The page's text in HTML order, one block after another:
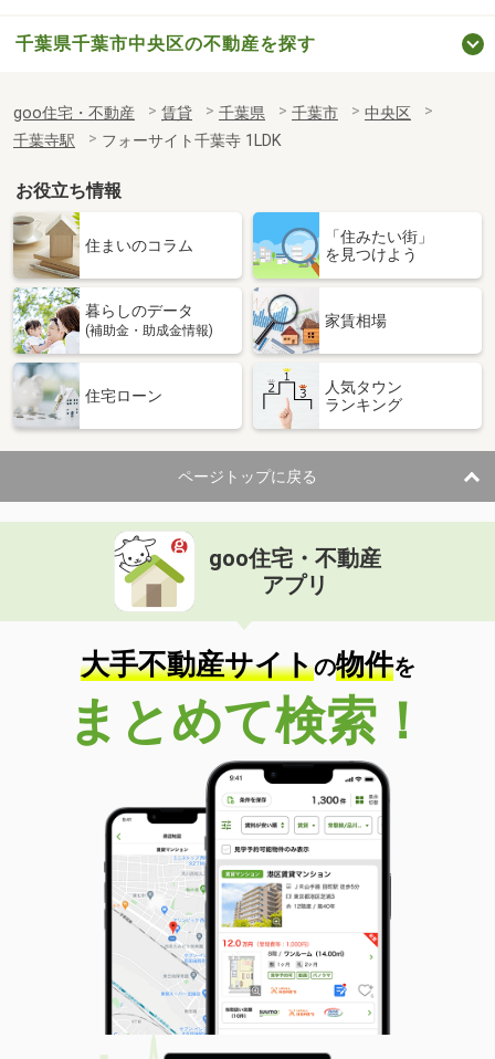
千葉県千葉市中央区の不動産を探す
goo住宅・不動産 賃貸 千葉県 千葉市
中央区
千葉寺駅
フォーサイト千葉寺 1LDK
お役立ち情報
住まいのコラム
「住みたい街」
を見つけよう
暮らしのデータ
(補助金・助成金情報)
家賃相場
住宅ローン
人気タウン
ランキング
ページトップに戻る
goo住宅・不動産
アプリ
大手不動産サイトの物件を
まとめて検索！